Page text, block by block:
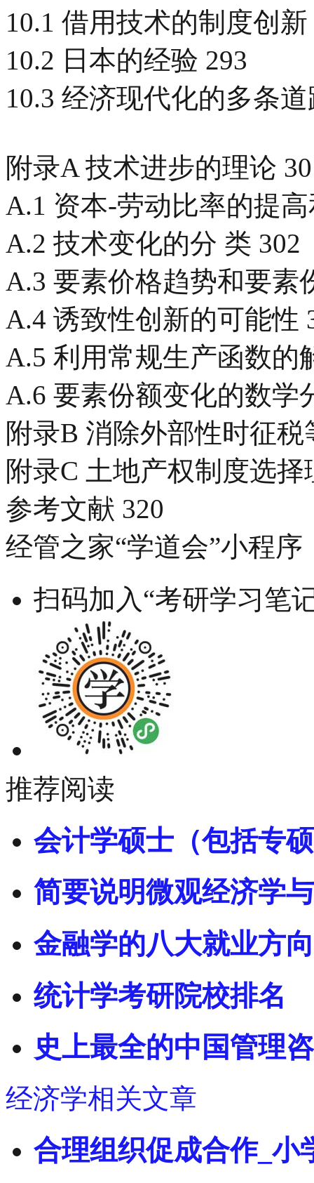
10.1 借用技术的制度创新
10.2 日本的经验 293
10.3 经济现代化的多条道
附录A 技术进步的理论
A.1 资本-劳动比率的提
A.2 技术变化的分 类 302
A.3 要素价格趋势和要素
A.4 诱致性创新的可能性
A.5 利用常规生产函数的
A.6 要素份额变化的数学
附录B 消除外部性时征
附录C 土地产权制度选择
参考文献 320
经管之家“学道会”小程序
扫码加入“考研学习笔
推荐阅读
会计学硕士（包括专
简要说明微观经济学
金融学的八大就业方
统计学考研院校排名
史上最全的中国管理
经济学相关文章
合理组织促成合作_小